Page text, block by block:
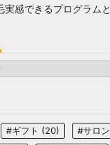
実感できるプログラム
#ギフト (20) #サロ